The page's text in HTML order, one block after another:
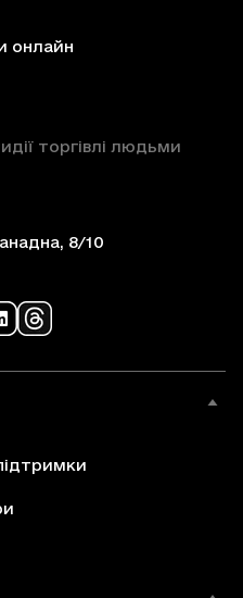
онлайн
торгівлі людьми
8/10